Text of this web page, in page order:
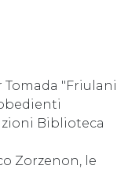
"Friulani
Biblioteca
Zorzenon, le